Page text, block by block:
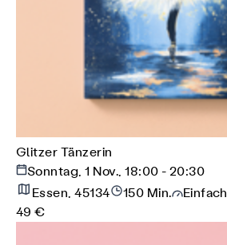
Glitzer Tänzerin
Sonntag, 1 Nov., 18:00 - 20:30
Essen, 45134
150 Min.
Einfach
49 €